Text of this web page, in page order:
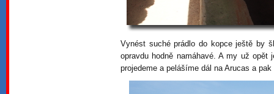
Vynést suché prádlo do kopce ještě by
opravdu hodně namáhavé. A my už
projedeme a pelášíme dál na Arucas a